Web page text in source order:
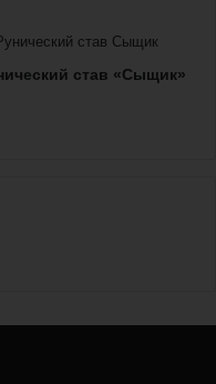
став «Сыщик»